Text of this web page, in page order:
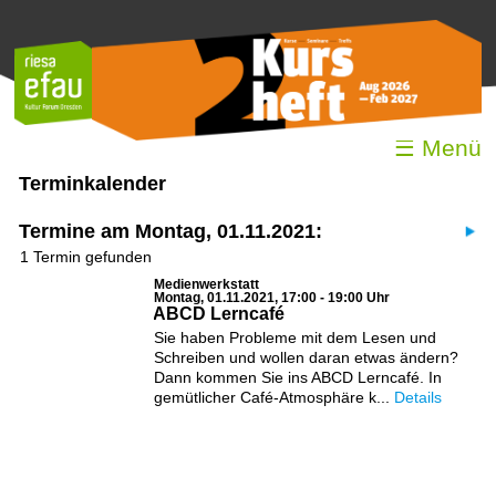
☰ Menü
Terminkalender
Termine am Montag, 01.11.2021:
1 Termin gefunden
Medienwerkstatt
Montag, 01.11.2021, 17:00 - 19:00 Uhr
ABCD Lerncafé
Sie haben Probleme mit dem Lesen und
Schreiben und wollen daran etwas ändern?
Dann kommen Sie ins ABCD Lerncafé. In
gemütlicher Café-Atmosphäre k... Details